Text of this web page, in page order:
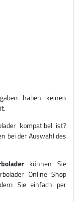
haben keinen
kompatibel ist?
bei der Auswahl des
können Sie
Online Shop
Sie einfach per